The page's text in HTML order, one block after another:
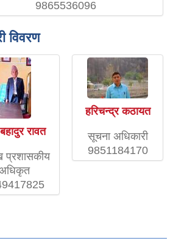
9865536096
विवरण
रावत
प्रशासकीय
हरिचन्द्र कठायत
सूचना अधिकारी
9851184170